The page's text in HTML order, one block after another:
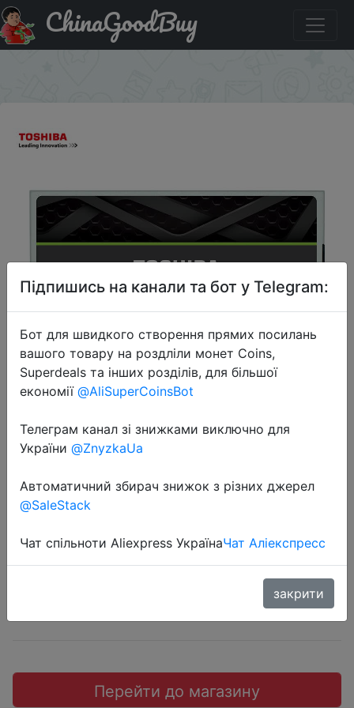
Знижка на TOSHIBA TR200 Series 240GB SATA3 Solid
State Drive -ChinaGoodBuy
2018-08-15
SATA3 Solid State Drive -
$48
Перейти до магазину
Підпишись на канали та бот у Telegram:
Бот для швидкого створення прямих посилань
вашого товару на роздліли монет Coins,
Superdeals та інших розділів, для більшої
економії @AliSuperCoinsBot
Телеграм канал зі знижками виключно для
України @ZnyzkaUa
Автоматичний збирач знижок з різних джерел
@SaleStack
Чат спільноти Aliexpress УкраїнаЧат Аліекспресс
закрити